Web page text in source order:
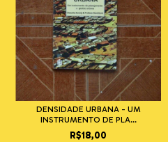
DENSIDADE URBANA - UM
INSTRUMENTO DE PLA...
R$18,00